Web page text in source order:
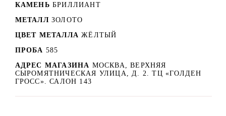
КАМЕНЬ БРИЛЛИАНТ
МЕТАЛЛ ЗОЛОТО
ЦВЕТ МЕТАЛЛА ЖЁЛТЫЙ
ПРОБА 585
АДРЕС МАГАЗИНА МОСКВА, ВЕРХНЯЯ
СЫРОМЯТНИЧЕСКАЯ УЛИЦА, Д. 2. ТЦ «ГОЛДЕН
ГРОСС». САЛОН 143